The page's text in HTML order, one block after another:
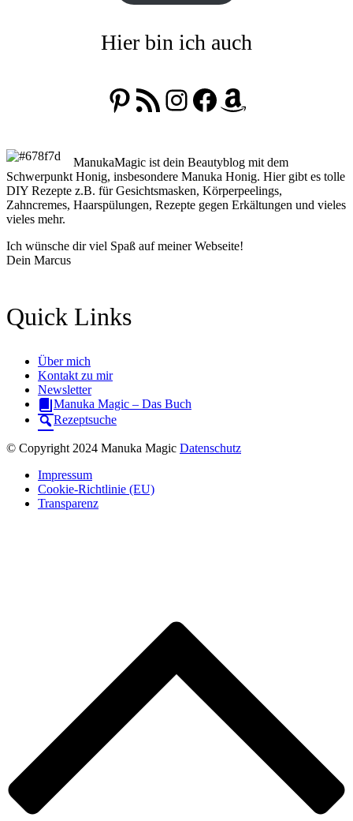
Hier bin ich auch
Pinterest
RSS-FeedInstagram
Facebook
Amazon
ManukaMagic ist dein Beautyblog mit dem
Schwerpunkt Honig, insbesondere Manuka Honig. Hier gibt es tolle
DIY Rezepte z.B. für Gesichtsmasken, Körperpeelings,
Zahncremes, Haarspülungen, Rezepte gegen Erkältungen und vieles
vieles mehr.
Ich wünsche dir viel Spaß auf meiner Webseite!
Dein Marcus
Quick Links
Über mich
Kontakt zu mir
Newsletter
Manuka Magic – Das Buch
Rezeptsuche
© Copyright 2024 Manuka Magic Datenschutz
Impressum
Cookie-Richtlinie (EU)
Transparenz